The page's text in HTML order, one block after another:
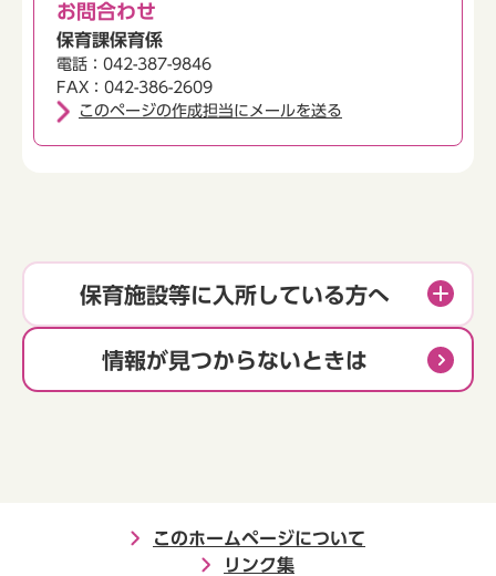
お問合わせ
保育課保育係
電話：042-387-9846
FAX：042-386-2609
このページの作成担当にメールを送る
保育施設等に入所している方へ
情報が見つからないときは
このホームページについて
リンク集